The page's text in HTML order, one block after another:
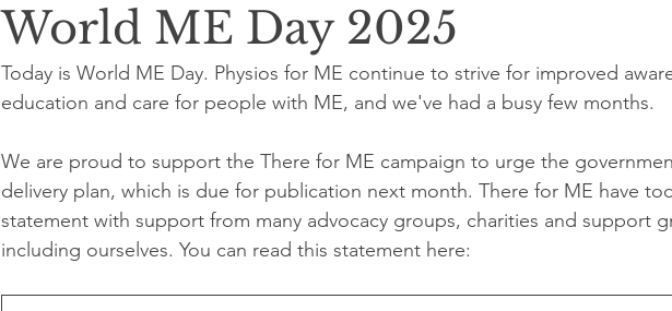
World ME Day 2025
Today is World ME Day. Physios for ME continue to strive for improved
education and care for people with ME, and we've had a busy few months.
We are proud to support the There for ME campaign to urge the
delivery plan, which is due for publication next month. There for ME have
statement with support from many advocacy groups, charities and support
including ourselves. You can read this statement here: